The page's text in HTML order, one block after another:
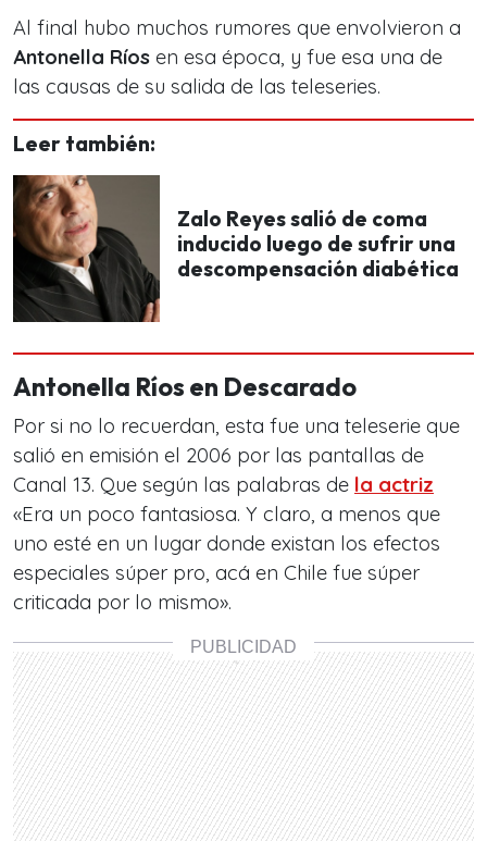
Al final hubo muchos rumores que envolvieron a
Antonella Ríos en esa época, y fue esa una de
las causas de su salida de las teleseries.
Leer también:
Zalo Reyes salió de coma
inducido luego de sufrir una
descompensación diabética
Antonella Ríos en Descarado
Por si no lo recuerdan, esta fue una teleserie que
salió en emisión el 2006 por las pantallas de
Canal 13. Que según las palabras de la actriz
«Era un poco fantasiosa. Y claro, a menos que
uno esté en un lugar donde existan los efectos
especiales súper pro, acá en Chile fue súper
criticada por lo mismo».